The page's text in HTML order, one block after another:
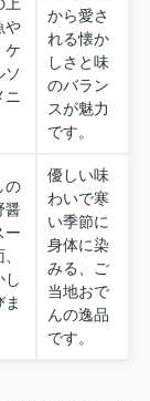
上
や
ケ
ソ
ニ
から愛さ
れる懐か
しさと味
のバラン
スが魅力
です。
の
醤
ー
し
優しい味
わいで寒
い季節に
身体に染
みる、ご
当地おで
んの逸品
です。